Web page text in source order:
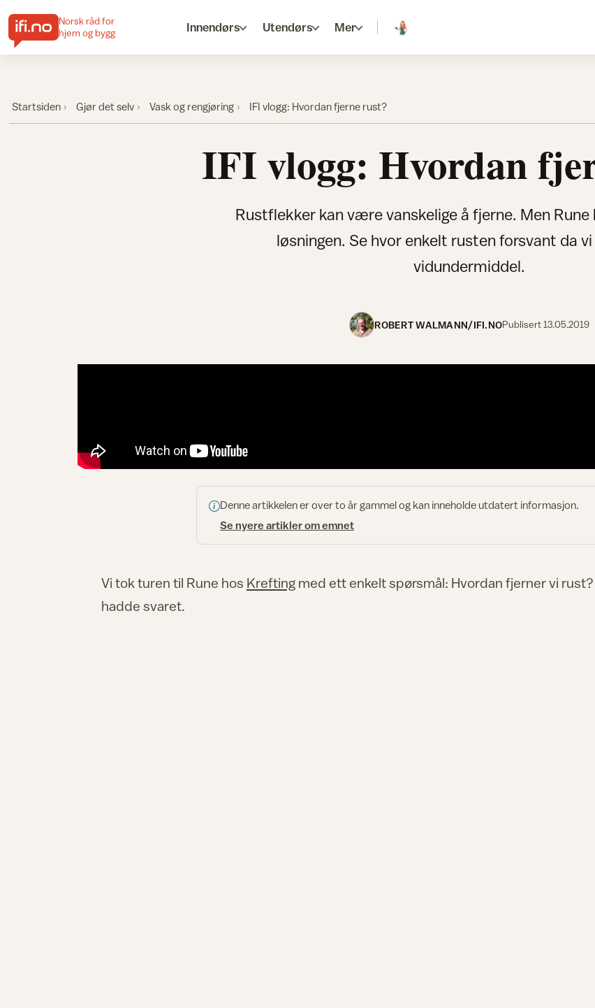
Norsk råd for
hjem og bygg
Innendørs Utendørs Mer
Startsiden Gjør det selv Vask og rengjøring IFI vlogg: Hvordan fjerne rust?
IFI vlogg: Hvordan
Rustflekker kan være vanskelige å fjerne. Men
løsningen. Se hvor enkelt rusten forsvant da
vidundermiddel.
ROBERT WALMANN/IFI.NOPublisert13.05.2019
Denne artikkelen er over to år gammel og kan inneholde utdatert informasjon.
Se nyere artikler om emnet
Vi tok turen til Rune hos Krefting med ett enkelt spørsmål: Hvordan fjerner vi rust?
hadde svaret.